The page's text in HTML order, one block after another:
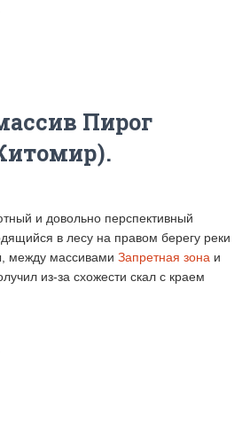
Пирог
и довольно перспективный
в лесу на правом берегу реки
между массивами Запретная зона и
из-за схожести скал с краем